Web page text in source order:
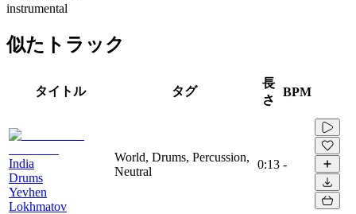
instrumental
似たトラック
タイトル タグ
長
さ
BPM
India
Drums
Yevhen
Lokhmatov
World, Drums, Percussion,
Neutral
0:13 -